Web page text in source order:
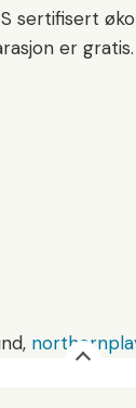
sertifisert
er gratis.